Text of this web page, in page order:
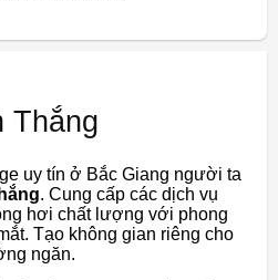
Thắng
uy tín ở Bắc Giang người ta
. Cung cấp các dịch vụ
hơi chất lượng với phong
Tạo không gian riêng cho
ngăn.